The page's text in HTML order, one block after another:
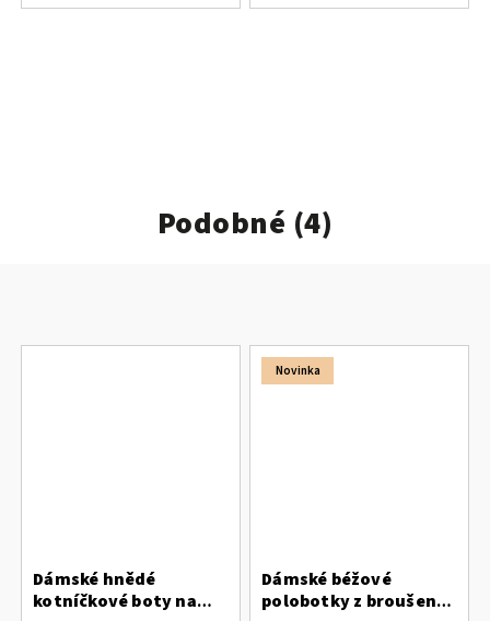
Bergal
Podobné (4)
Dámské hnědé
kotníčkové boty na
Novinka
Dámské béžové
polobotky z broušené